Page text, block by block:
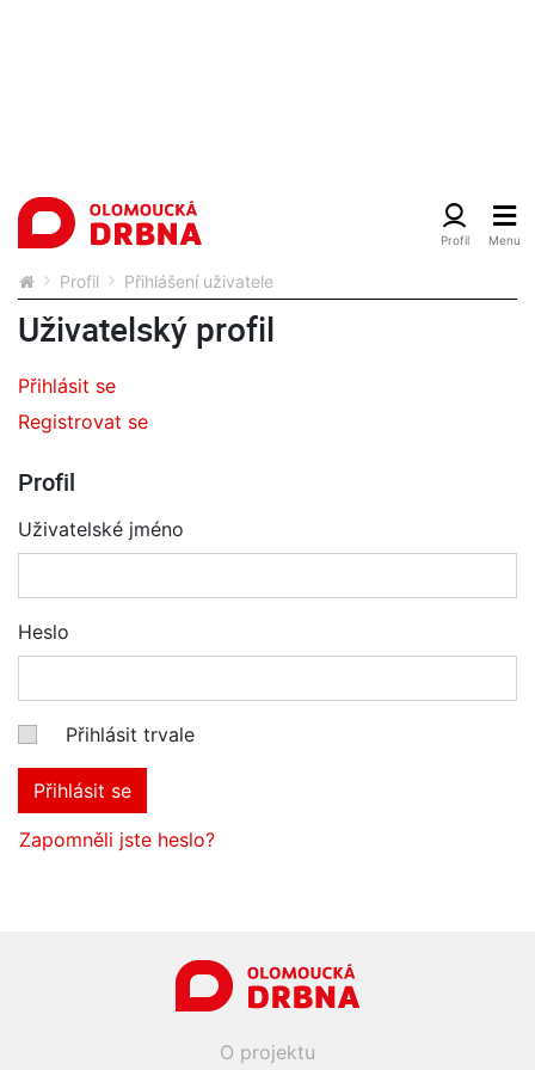
Profil Přihlášení uživatele
Uživatelský profil
Přihlásit se
Registrovat se
Profil
Uživatelské jméno
Heslo
Přihlásit trvale
Přihlásit se
Zapomněli jste heslo?
O projektu